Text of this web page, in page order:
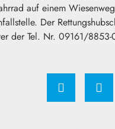
auf einem
Der
der Tel. Nr. 09161/